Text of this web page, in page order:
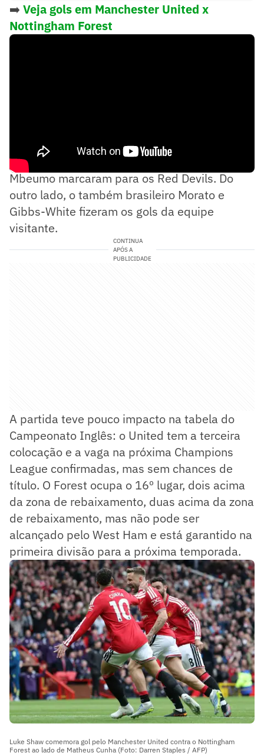
➡️ Veja gols em Manchester United x
Nottingham Forest
Além do atacante, Luke Shaw e Bryan
Mbeumo marcaram para os Red Devils. Do
outro lado, o também brasileiro Morato e
Gibbs-White fizeram os gols da equipe
visitante.
CONTINUA
APÓS A
PUBLICIDADE
A partida teve pouco impacto na tabela do
Campeonato Inglês: o United tem a terceira
colocação e a vaga na próxima Champions
League confirmadas, mas sem chances de
título. O Forest ocupa o 16º lugar, dois acima
da zona de rebaixamento, duas acima da zona
de rebaixamento, mas não pode ser
alcançado pelo West Ham e está garantido na
primeira divisão para a próxima temporada.
Luke Shaw comemora gol pelo Manchester United contra o Nottingham
Forest ao lado de Matheus Cunha (Foto: Darren Staples / AFP)